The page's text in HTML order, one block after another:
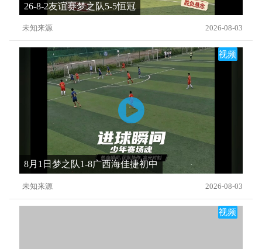
26-8-2友谊赛梦之队5-5恒冠
未知来源 2026-08-03
视频
8月1日梦之队1-8广西海佳捷初中
未知来源 2026-08-03
视频